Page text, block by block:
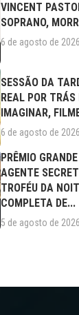
VINCENT
SOPRANO,
6 de agosto de 2026
SESSÃO DA
REAL POR TRÁS
IMAGINAR,
6 de agosto de 2026
PRÊMIO
AGENTE
TROFÉU DA
COMPLETA DE...
5 de agosto de 2026